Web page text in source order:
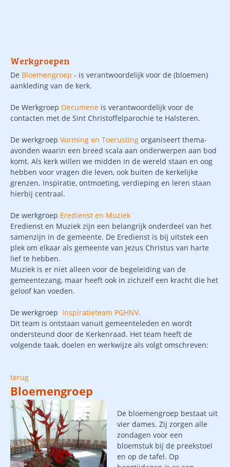
Werkgroepen
De Bloemengroep - is verantwoordelijk voor de (bloemen)
aankleding van de kerk.
De Werkgroep Oecumene is verantwoordelijk voor de
contacten met de Sint Christoffelparochie te Halsteren.
De werkgroep Vorming en Toerusting organiseert thema-
avonden waarin een breed scala aan onderwerpen aan bod
komt. Als kerk willen we midden in de wereld staan en oog
hebben voor vragen die leven, ook buiten de kerkelijke
grenzen. Inspiratie, ontmoeting, verdieping en leren staan
hierbij centraal.
De werkgroep Eredienst en Muziek
Eredienst en Muziek zijn een belangrijk onderdeel van het
samenzijn in de gemeente. De Eredienst is bij uitstek een
plek om elkaar als gemeente van Jezus Christus van harte
lief te hebben.
Muziek is er niet alleen voor de begeleiding van de
gemeentezang, maar heeft ook in zichzelf een kracht die het
geloof kan voeden.
De werkgroep Inspiratieteam PGHNV.
Dit team is ontstaan vanuit gemeenteleden en wordt
ondersteund door de Kerkenraad. Het team heeft de
volgende taak, doelen en werkwijze als volgt omschreven:
terug
Bloemengroep
De bloemengroep bestaat uit
vier dames. Zij zorgen alle
zondagen voor een
bloemstuk bij de preekstoel
en op de tafel. Op